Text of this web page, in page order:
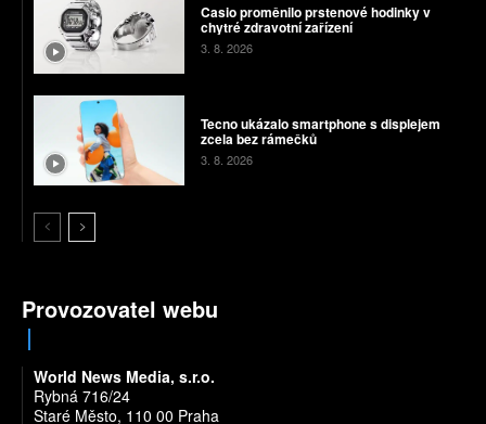
Casio proměnilo prstenové hodinky v
chytré zdravotní zařízení
3. 8. 2026
Tecno ukázalo smartphone s displejem
zcela bez rámečků
3. 8. 2026
Provozovatel webu
World News Media, s.r.o.
Rybná 716/24
Staré Město, 110 00 Praha